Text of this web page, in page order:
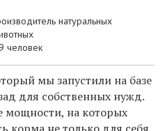
натуральных
9 человек
мы запустили на базе
для собственных нужд.
мощности, на которых